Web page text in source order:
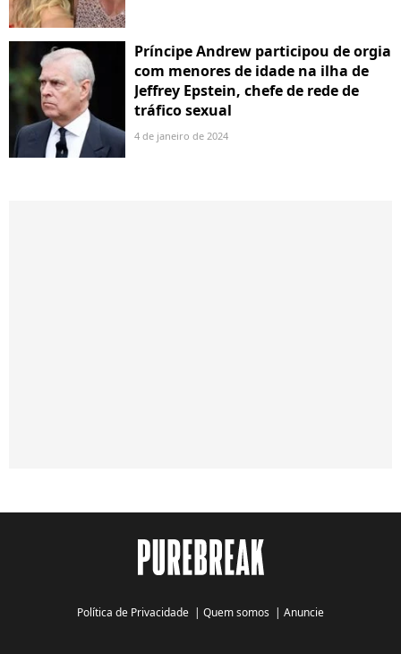
Príncipe Andrew participou de orgia
com menores de idade na ilha de
Jeffrey Epstein, chefe de rede de
tráfico sexual
4 de janeiro de 2024
Política de Privacidade | Quem somos | Anuncie